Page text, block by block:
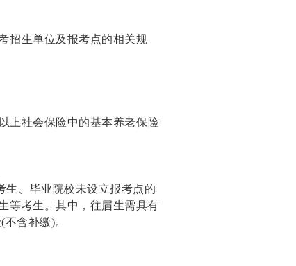
招生单位及报考点的相关规
上社会保险中的基本养老保险
生、毕业院校未设立报考点的
等考生。其中，往届生需具有
含补缴)。